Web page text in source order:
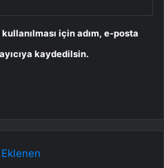
için adım, e-posta
kaydedilsin.